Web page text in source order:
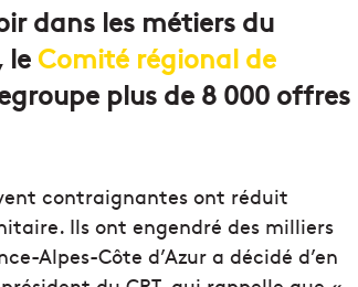
dans les métiers du
leComité régional de
plus de 8 000 offres
contraignantes ont réduit
Ils ont engendré des milliers
Alpes-Côte d’Azur a décidé d’en